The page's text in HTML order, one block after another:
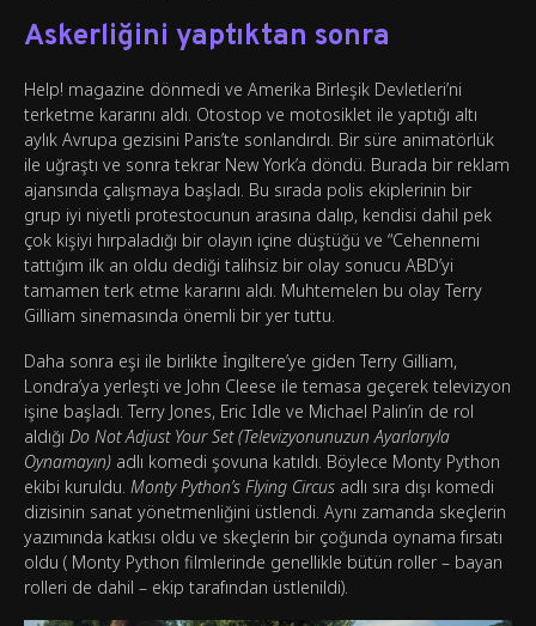
Askerliğini yaptıktan sonra
Help! magazine dönmedi ve Amerika Birleşik Devletleri’ni
terketme kararını aldı. Otostop ve motosiklet ile yaptığı altı
aylık Avrupa gezisini Paris’te sonlandırdı. Bir süre animatörlük
ile uğraştı ve sonra tekrar New York’a döndü. Burada bir reklam
ajansında çalışmaya başladı. Bu sırada polis ekiplerinin bir
grup iyi niyetli protestocunun arasına dalıp, kendisi dahil pek
çok kişiyi hırpaladığı bir olayın içine düştüğü ve “Cehennemi
tattığım ilk an oldu dediği talihsiz bir olay sonucu ABD’yi
tamamen terk etme kararını aldı. Muhtemelen bu olay Terry
Gilliam sinemasında önemli bir yer tuttu.
Daha sonra eşi ile birlikte İngiltere’ye giden Terry Gilliam,
Londra’ya yerleşti ve John Cleese ile temasa geçerek televizyon
işine başladı. Terry Jones, Eric Idle ve Michael Palin’in de rol
aldığı Do Not Adjust Your Set (Televizyonunuzun Ayarlarıyla
Oynamayın) adlı komedi şovuna katıldı. Böylece Monty Python
ekibi kuruldu. Monty Python’s Flying Circus adlı sıra dışı komedi
dizisinin sanat yönetmenliğini üstlendi. Aynı zamanda skeçlerin
yazımında katkısı oldu ve skeçlerin bir çoğunda oynama fırsatı
oldu ( Monty Python filmlerinde genellikle bütün roller – bayan
rolleri de dahil – ekip tarafından üstlenildi).